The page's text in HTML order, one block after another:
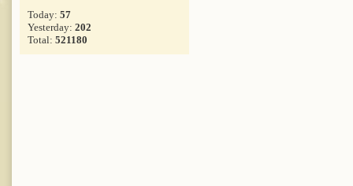
Today: 57
Yesterday: 202
Total: 521180